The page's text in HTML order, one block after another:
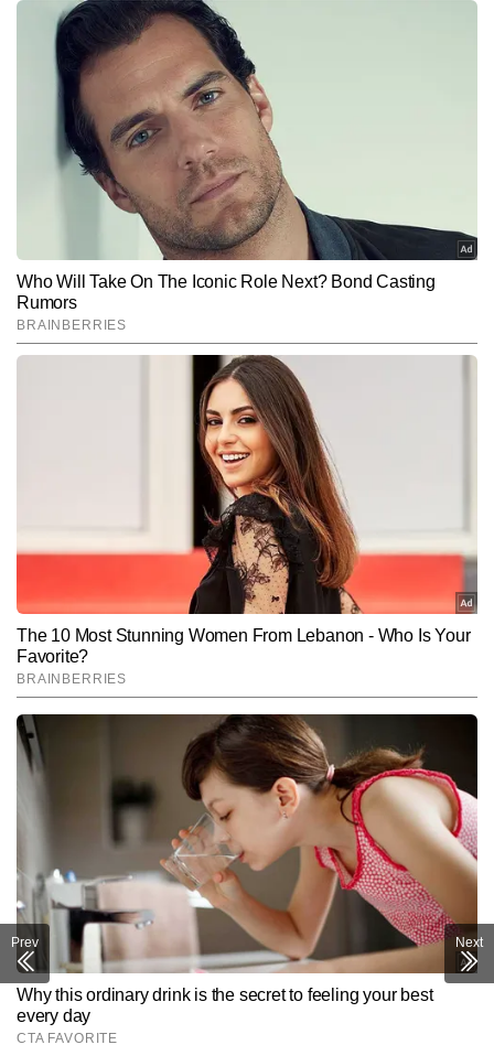
नितिन अरोड़ा AUTHOR
नितिन अरोड़ा टाइम्स नाउ नवभारत में न्यूज डेस्क पर सीनियर कॉपी एडिटर के रूप
में कार्यरत हैं। मीडिया में उनका 6 वर्षों का अनुभव है। वह राजनीति, देश–विदेश की
बड़ी घटनाओं और समसामयिक मुद्दों को गहराई से समझकर उन्हें सटीक और सरल
भाषा में प्रस्तुत करने में माहिर हैं। उन्होंने अपने करियर में लगातार करंट अफेयर्स,
पॉलिटिकल डेवलपमेंट्स, डिप्लोमैटिक घटनाएं और डिफेंस सेक्टर से जुड़े विषयों पर
प्रभावशाली कॉन्टेंट तैयार किया है और अबतक 6 हजार से अधिक आर्टिकल लिख
चुके हैं। विभिन्न टॉपिक्स पर एक्सप्लेनेर, डेटा-आधारित रिपोर्ट्स और विश्लेषणात्मक
कॉपी लिखने में उनकी मजबूत पकड़ है।
Follow Us:
Subscribe to our daily Newsletter!
SUBMIT
Prev Next